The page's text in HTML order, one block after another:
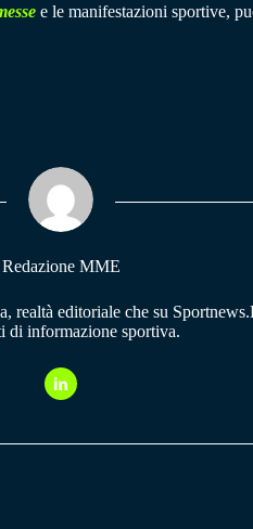
e le manifestazioni sportive,
Redazione MME
realtà editoriale che su
di informazione sportiva.